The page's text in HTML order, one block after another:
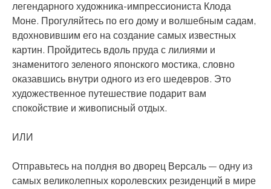
легендарного художника-импрессиониста Клода
Моне. Прогуляйтесь по его дому и волшебным садам,
вдохновившим его на создание самых известных
картин. Пройдитесь вдоль пруда с лилиями и
знаменитого зеленого японского мостика, словно
оказавшись внутри одного из его шедевров. Это
художественное путешествие подарит вам
спокойствие и живописный отдых.
ИЛИ
Отправьтесь на полдня во дворец Версаль — одну из
самых великолепных королевских резиденций в мире